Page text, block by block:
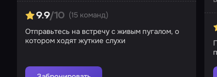
9.9/10 (15 команд)
Отправьтесь на встречу с живым пугалом, о
котором ходят жуткие слухи